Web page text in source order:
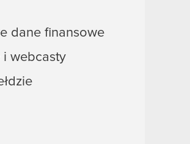
dane finansowe
i webcasty